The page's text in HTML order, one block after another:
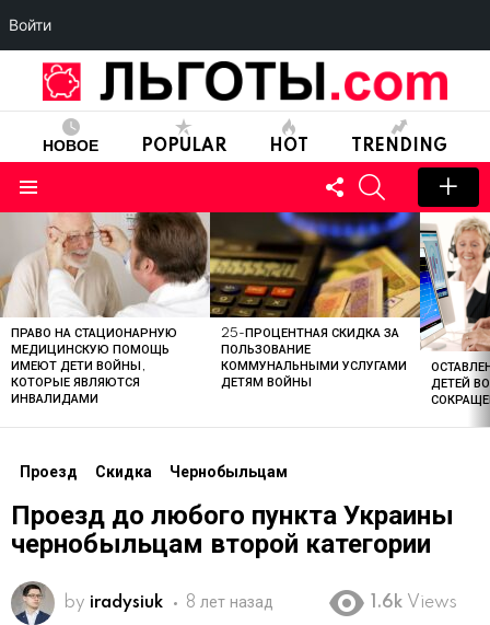
НОВОЕ POPULAR HOT TRENDING
FOLLOW
US
LATEST
STORIES
ПРАВО НА СТАЦИОНАРНУЮ
МЕДИЦИНСКУЮ ПОМОЩЬ
ИМЕЮТ ДЕТИ ВОЙНЫ,
КОТОРЫЕ ЯВЛЯЮТСЯ
ИНВАЛИДАМИ
25-ПРОЦЕНТНАЯ СКИДКА ЗА
ПОЛЬЗОВАНИЕ
КОММУНАЛЬНЫМИ УСЛУГАМИ
ДЕТЯМ ВОЙНЫ
ДЕТЕЙ
Проезд Скидка Чернобыльцам
Проезд до любого пункта Украины
чернобыльцам второй категории
by iradysiuk 8 лет назад 1.6k Views
Войти